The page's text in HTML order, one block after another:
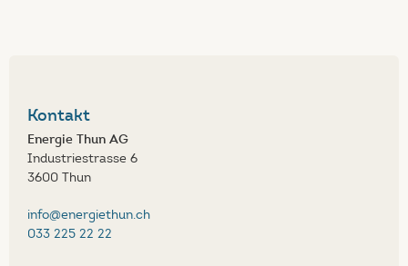
Kontakt
Energie Thun AG
Industriestrasse 6
3600 Thun
info@energiethun.ch
033 225 22 22